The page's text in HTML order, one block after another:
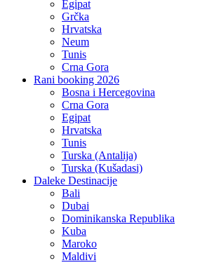
Egipat
Grčka
Hrvatska
Neum
Tunis
Crna Gora
Rani booking 2026
Bosna i Hercegovina
Crna Gora
Egipat
Hrvatska
Tunis
Turska (Antalija)
Turska (Kušadasi)
Daleke Destinacije
Bali
Dubai
Dominikanska Republika
Kuba
Maroko
Maldivi